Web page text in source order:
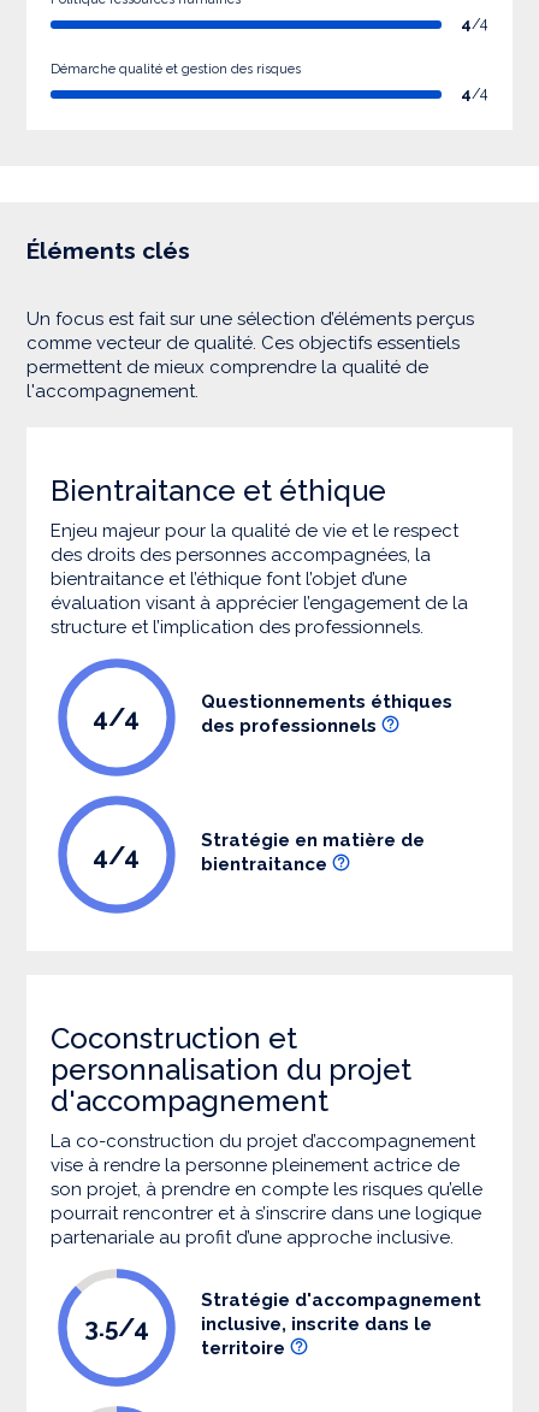
4/4
Démarche qualité et gestion des risques
4/4
Éléments clés
Un focus est fait sur une sélection d’éléments perçus
comme vecteur de qualité. Ces objectifs essentiels
permettent de mieux comprendre la qualité de
l'accompagnement.
Bientraitance et éthique
Enjeu majeur pour la qualité de vie et le respect
des droits des personnes accompagnées, la
bientraitance et l’éthique font l’objet d’une
évaluation visant à apprécier l’engagement de la
structure et l’implication des professionnels.
4/4
Questionnements éthiques
des professionnels
4/4
Stratégie en matière de
bientraitance
Coconstruction et
personnalisation du projet
d'accompagnement
La co-construction du projet d’accompagnement
vise à rendre la personne pleinement actrice de
son projet, à prendre en compte les risques qu’elle
pourrait rencontrer et à s’inscrire dans une logique
partenariale au profit d’une approche inclusive.
3.5/4
Stratégie d'accompagnement
inclusive, inscrite dans le
territoire